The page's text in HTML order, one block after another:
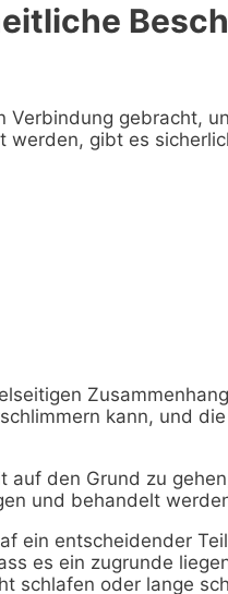
gebracht,
gibt es
kann, und
auf den Grund zu
und behandelt
ein entscheidender
es ein zugrunde
schlafen oder lange